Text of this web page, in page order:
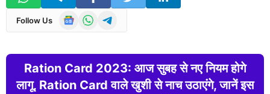
Follow Us
Ration Card 2023: आज सुबह से नए नियम होगे
लागू, Ration Card वाले खुशी से नाच उठाएंगे, जानें इस